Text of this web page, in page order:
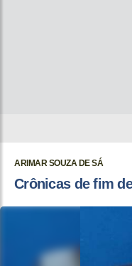
ARIMAR SOUZA DE SÁ
Crônicas de fim